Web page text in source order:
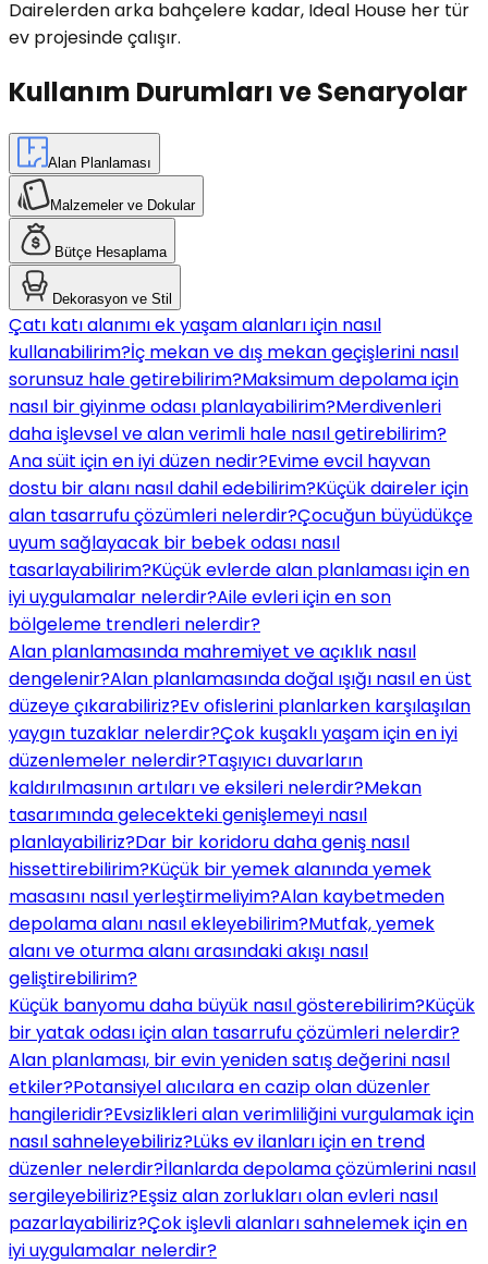
Dairelerden arka bahçelere kadar, Ideal House her tür
ev projesinde çalışır.
Kullanım Durumları ve Senaryolar
Alan Planlaması
Malzemeler ve Dokular
Bütçe Hesaplama
Dekorasyon ve Stil
Çatı katı alanımı ek yaşam alanları için nasıl
kullanabilirim?İç mekan ve dış mekan geçişlerini nasıl
sorunsuz hale getirebilirim?Maksimum depolama için
nasıl bir giyinme odası planlayabilirim?Merdivenleri
daha işlevsel ve alan verimli hale nasıl getirebilirim?
Ana süit için en iyi düzen nedir?Evime evcil hayvan
dostu bir alanı nasıl dahil edebilirim?Küçük daireler için
alan tasarrufu çözümleri nelerdir?Çocuğun büyüdükçe
uyum sağlayacak bir bebek odası nasıl
tasarlayabilirim?Küçük evlerde alan planlaması için en
iyi uygulamalar nelerdir?Aile evleri için en son
bölgeleme trendleri nelerdir?
Alan planlamasında mahremiyet ve açıklık nasıl
dengelenir?Alan planlamasında doğal ışığı nasıl en üst
düzeye çıkarabiliriz?Ev ofislerini planlarken karşılaşılan
yaygın tuzaklar nelerdir?Çok kuşaklı yaşam için en iyi
düzenlemeler nelerdir?Taşıyıcı duvarların
kaldırılmasının artıları ve eksileri nelerdir?Mekan
tasarımında gelecekteki genişlemeyi nasıl
planlayabiliriz?Dar bir koridoru daha geniş nasıl
hissettirebilirim?Küçük bir yemek alanında yemek
masasını nasıl yerleştirmeliyim?Alan kaybetmeden
depolama alanı nasıl ekleyebilirim?Mutfak, yemek
alanı ve oturma alanı arasındaki akışı nasıl
geliştirebilirim?
Küçük banyomu daha büyük nasıl gösterebilirim?Küçük
bir yatak odası için alan tasarrufu çözümleri nelerdir?
Alan planlaması, bir evin yeniden satış değerini nasıl
etkiler?Potansiyel alıcılara en cazip olan düzenler
hangileridir?Evsizlikleri alan verimliliğini vurgulamak için
nasıl sahneleyebiliriz?Lüks ev ilanları için en trend
düzenler nelerdir?İlanlarda depolama çözümlerini nasıl
sergileyebiliriz?Eşsiz alan zorlukları olan evleri nasıl
pazarlayabiliriz?Çok işlevli alanları sahnelemek için en
iyi uygulamalar nelerdir?